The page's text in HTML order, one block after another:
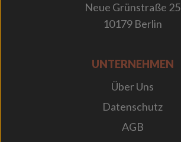
Neue Grünstraße 25
10179 Berlin
UNTERNEHMEN
Über Uns
Datenschutz
AGB